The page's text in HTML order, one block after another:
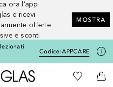
ora l'app
e ricevi
offerte
e sconti
MOSTRA
Codice:APPCARE
A Douglas HomeAlla Mia
Al